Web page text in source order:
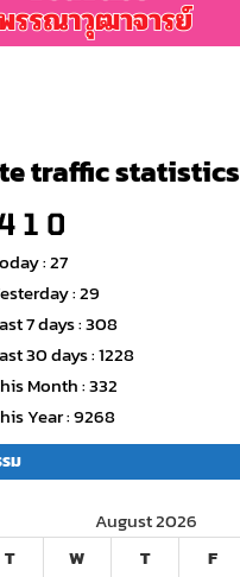
traffic statistics
: 27
: 29
7 days : 308
30 days : 1228
Month : 332
Year : 9268
ม
August 2026
T W T F